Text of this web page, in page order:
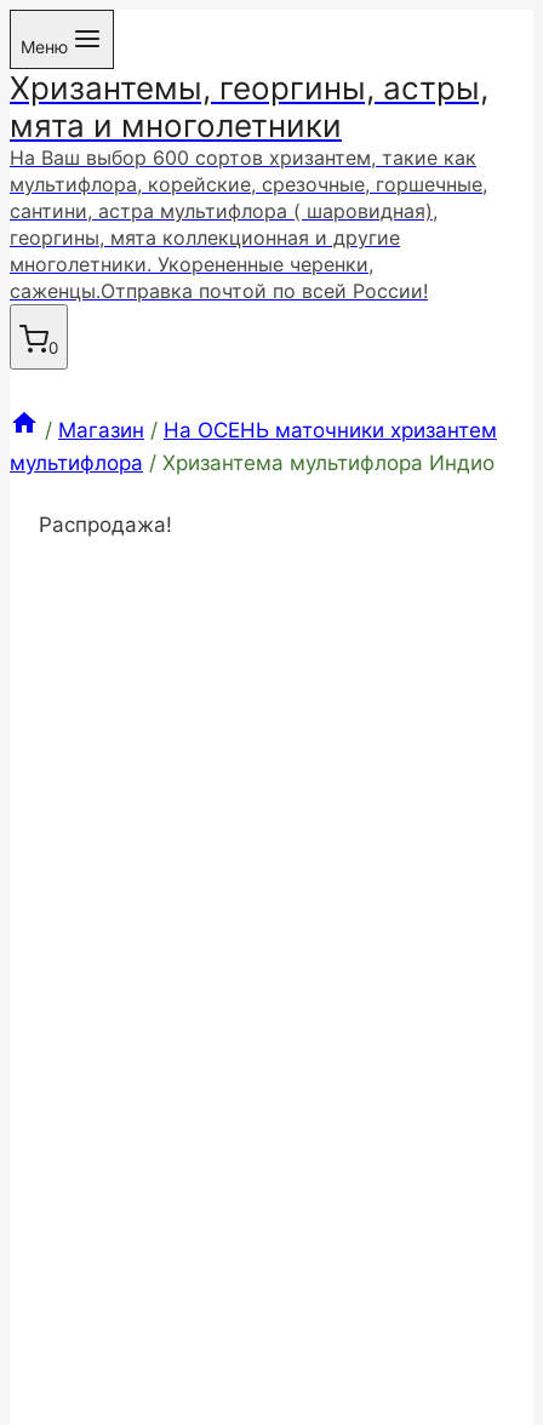
Перейти
содержимому
Меню
Хризантемы, георгины, астры,
мята и многолетники
На Ваш выбор 600 сортов хризантем, такие как
мультифлора, корейские, срезочные, горшечные,
сантини, астра мультифлора ( шаровидная),
георгины, мята коллекционная и другие
многолетники. Укорененные черенки,
саженцы.Отправка почтой по всей России!
0
/ Магазин / На ОСЕНЬ маточники хризантем
мультифлора / Хризантема мультифлора Индио
Распродажа!